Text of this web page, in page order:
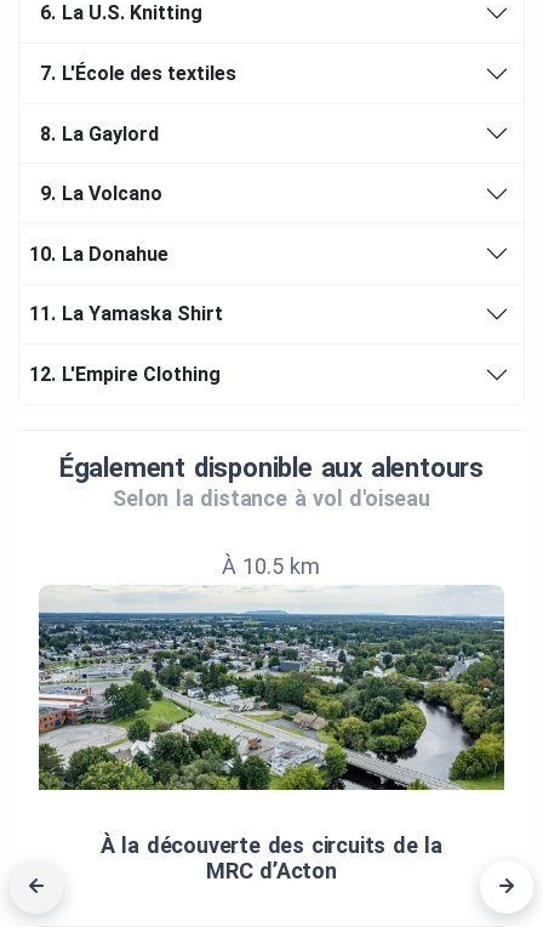
6. La U.S. Knitting
7. L'École des textiles
8. La Gaylord
9. La Volcano
10. La Donahue
11. La Yamaska Shirt
12. L'Empire Clothing
Également disponible aux alentours
Selon la distance à vol d'oiseau
À 10.5 km
À la découverte des circuits de la
MRC d’Acton